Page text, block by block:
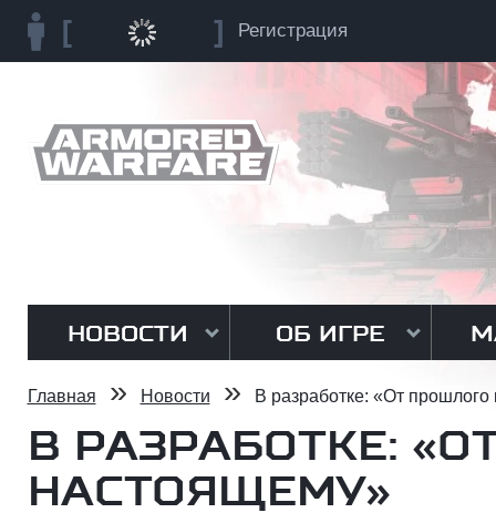
Регистрация
НОВОСТИ ОБ ИГРЕ
Главная » Новости » В разработке: «От
В РАЗРАБОТКЕ:
НАСТОЯЩЕМУ»